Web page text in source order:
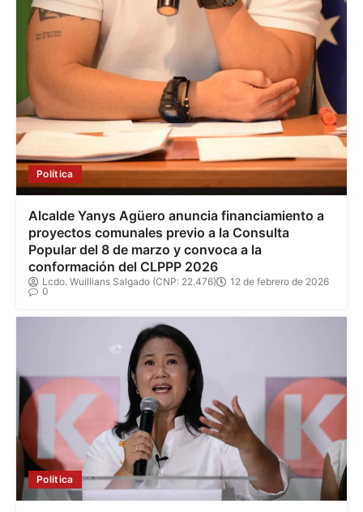
Política
Alcalde Yanys Agüero anuncia financiamiento a
proyectos comunales previo a la Consulta
Popular del 8 de marzo y convoca a la
conformación del CLPPP 2026
Lcdo. Wuillians Salgado (CNP: 22.476)
12 de febrero de 2026
0
Política